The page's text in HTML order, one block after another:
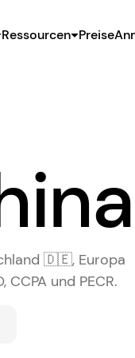
Ressourcen Preise
🇩🇪, Europa
und PECR.